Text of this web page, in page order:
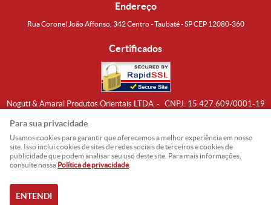
Endereço
Rua Coronel João Affonso, 342 Centro - Taubaté - SP CEP 12080-360
Certificados
Noguti & Amaral Produtos Orientais LTDA CNPJ: 15.427.609/0001-19
Para sua privacidade
Usamos cookies para garantir que oferecemos a melhor experiência em nosso
site. Isso inclui cookies de sites de redes sociais de terceiros e cookies de
publicidade que podem analisar seu uso deste site. Para mais informações,
consulte nossa Política de privacidade.
ENTENDI